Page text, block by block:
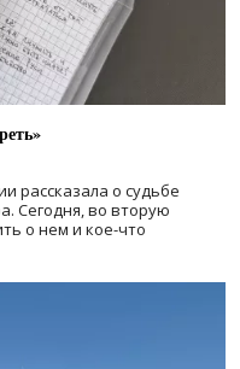
рассказала о судьбе
Сегодня, во вторую
о нем и кое-что